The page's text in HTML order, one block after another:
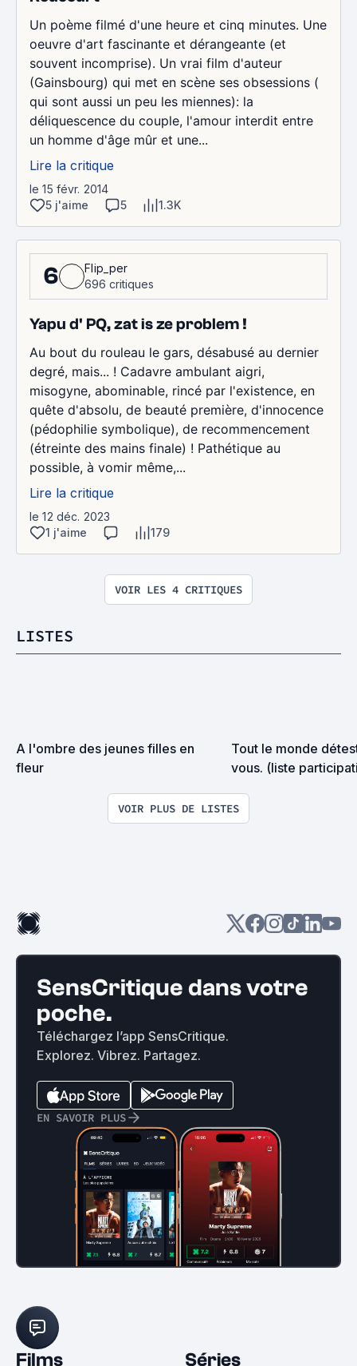
Un poème filmé d'une heure et cinq minutes. Une
oeuvre d'art fascinante et dérangeante (et
souvent incomprise). Un vrai film d'auteur
(Gainsbourg) qui met en scène ses obsessions (
qui sont aussi un peu les miennes): la
déliquescence du couple, l'amour interdit entre
un homme d'âge mûr et une...
Lire la critique
le 15 févr. 2014
5 j'aime
5 1.3K
6
Flip_per
696 critiques
Yapu d' PQ, zat is ze problem !
Au bout du rouleau le gars, désabusé au dernier
degré, mais... ! Cadavre ambulant aigri,
misogyne, abominable, rincé par l'existence, en
quête d'absolu, de beauté première, d'innocence
(pédophilie symbolique), de recommencement
(étreinte des mains finale) ! Pathétique au
possible, à vomir même,...
Lire la critique
le 12 déc. 2023
1 j'aime
179
VOIR LES 4 CRITIQUES
LISTES
A l'ombre des jeunes filles en
fleur
Tout le monde
vous. (liste
VOIR PLUS DE LISTES
SensCritique dans votre
poche.
Téléchargez l’app SensCritique.
Explorez. Vibrez. Partagez.
EN SAVOIR PLUS
Films Séries